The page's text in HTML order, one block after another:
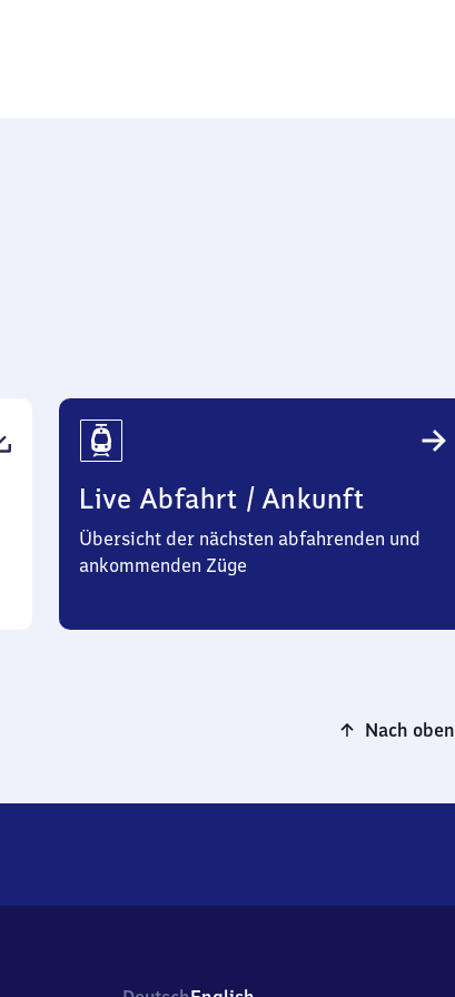
Live Abfahrt / Ankunft
Übersicht der nächsten abfahrenden und
ankommenden Züge
Nach oben